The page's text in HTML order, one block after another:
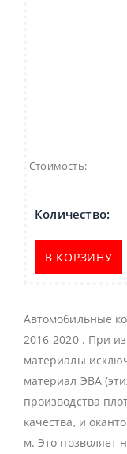
Стоимость:
В КОРЗИНУ
Автомобильные
2016-2020 . При
материалы
материал ЭВА
производства
качества, и
м. Это позволяет